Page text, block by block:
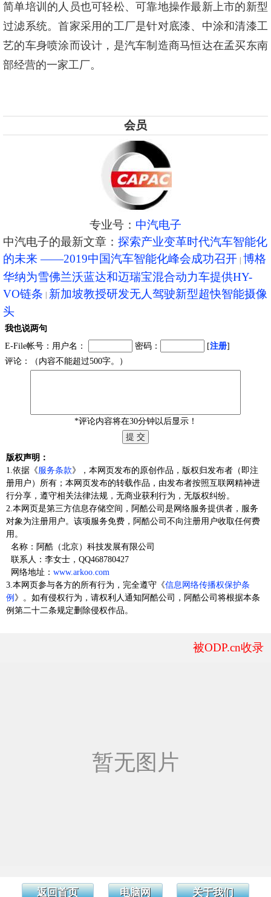
简单培训的人员也可轻松、可靠地操作最新上市的新型
过滤系统。首家采用的工厂是针对底漆、中涂和清漆工
艺的车身喷涂而设计，是汽车制造商马恒达在孟买东南
部经营的一家工厂。
会员
专业号： 中汽电子
中汽电子的最新文章： 探索产业变革时代汽车智能化
的未来 ——2019中国汽车智能化峰会成功召开 博格
华纳为雪佛兰沃蓝达和迈瑞宝混合动力车提供HY-
VO链条 新加坡教授研发无人驾驶新型超快智能摄像
头
我也说两句
E-File帐号：用户名：
密码： [注册]
评论：（内容不能超过500字。）
*评论内容将在30分钟以后显示！
版权声明：
1.依据《服务条款》，本网页发布的原创作品，版权归发布者（即注
册用户）所有；本网页发布的转载作品，由发布者按照互联网精神进
行分享，遵守相关法律法规，无商业获利行为，无版权纠纷。
2.本网页是第三方信息存储空间，阿酷公司是网络服务提供者，服务
对象为注册用户。该项服务免费，阿酷公司不向注册用户收取任何费
用。
名称：阿酷（北京）科技发展有限公司
联系人：李女士，QQ468780427
网络地址： www.arkoo.com
3.本网页参与各方的所有行为，完全遵守《信息网络传播权保护条
例 》。如有侵权行为，请权利人通知阿酷公司，阿酷公司将根据本条
例第二十二条规定删除侵权作品。
被ODP.cn收录
返回首页 电脑网 关于我们